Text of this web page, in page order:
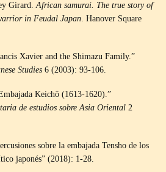
Girard.African samurai. The true story of
in Feudal Japan. Hanover Square
Xavier and the Shimazu Family.”
Studies 6 (2003): 93-106.
Keichō (1613-1620).”
de estudios sobre Asia Oriental 2
sobre la embajada Tensho de los
japonés” (2018): 1-28.